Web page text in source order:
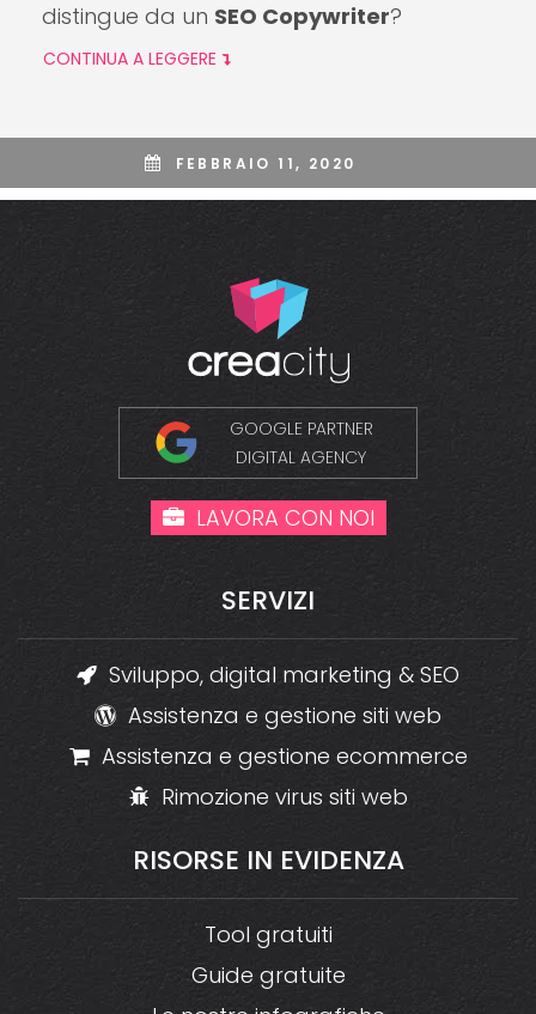
distingue da un SEO Copywriter?
CONTINUA A LEGGERE
FEBBRAIO 11, 2020
SERVIZI
Sviluppo, digital marketing & SEO
Assistenza e gestione siti web
Assistenza e gestione ecommerce
Rimozione virus siti web
GOOGLE PARTNER
DIGITAL AGENCY
LAVORA CON NOI
RISORSE IN EVIDENZA
Tool gratuiti
Guide gratuite